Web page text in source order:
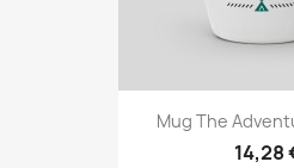
Mug The
14,28